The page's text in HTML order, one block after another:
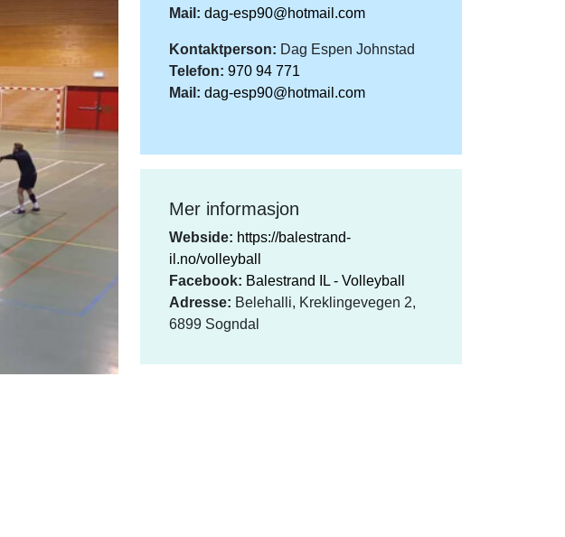
Mail: dag-esp90@hotmail.com
Kontaktperson: Dag Espen Johnstad
Telefon: 970 94 771
Mail: dag-esp90@hotmail.com
Mer informasjon
Webside: https://balestrand-
il.no/volleyball
Facebook: Balestrand IL - Volleyball
Adresse: Belehalli, Kreklingevegen 2,
6899 Sogndal